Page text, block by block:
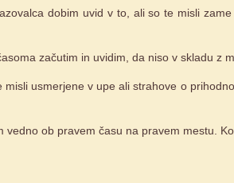
dobim uvid v to, ali so te misli
začutim in uvidim, da niso v skladu z
usmerjene v upe ali strahove o
ob pravem času na pravem mestu.